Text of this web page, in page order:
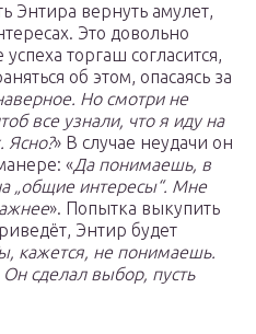
Энтира вернуть амулет,
Это довольно
торгаш согласится,
об этом, опасаясь за
Но смотри не
все узнали, что я иду на
Ясно?» В случае неудачи он
«Да понимаешь, в
„общие интересы“. Мне
». Попытка выкупить
Энтир будет
кажется, не понимаешь.
сделал выбор, пусть